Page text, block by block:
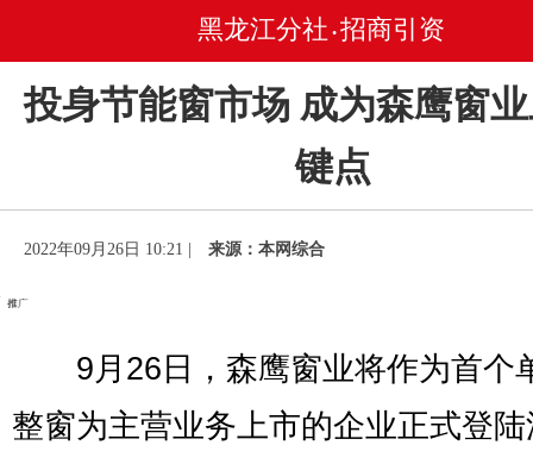
黑龙江分社 • 招商引资
投身节能窗市场 成为森鹰窗
键点
2022年09月26日 10:21 | 来源：本网综合
9月26日，森鹰窗业将作为首个
整窗为主营业务上市的企业正式登